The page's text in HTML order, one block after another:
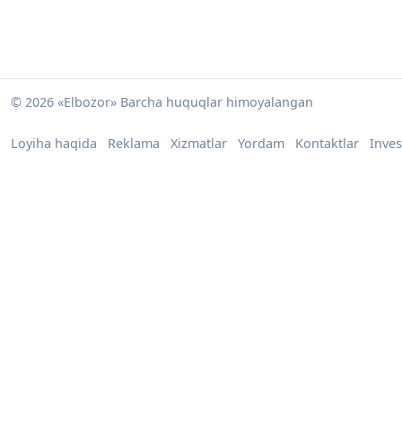
© 2026 «Elbozor» Barcha huquqlar himoyalangan
Loyiha haqida Reklama Xizmatlar Yordam Kontaktlar